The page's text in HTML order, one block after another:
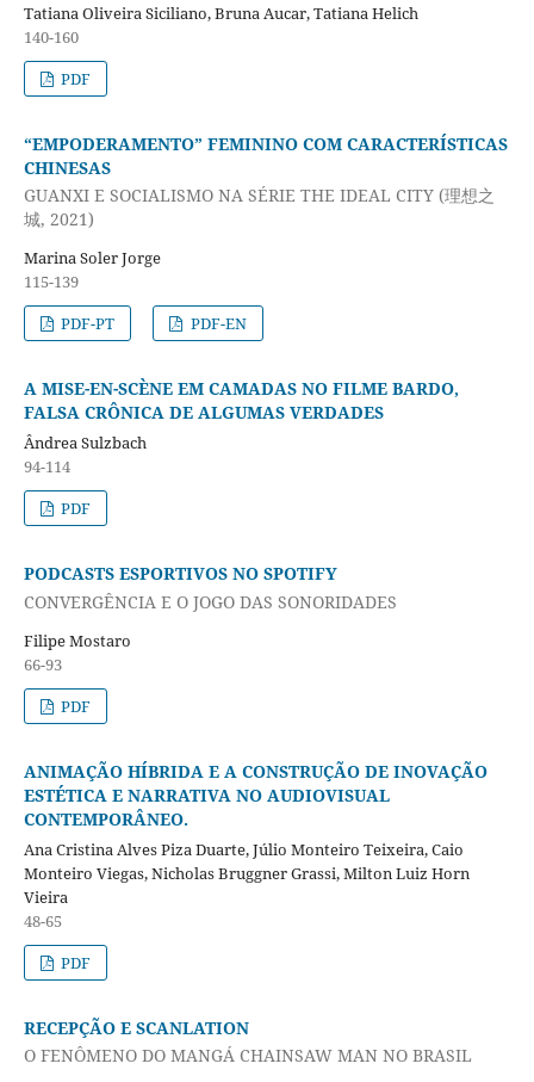
Tatiana Oliveira Siciliano, Bruna Aucar, Tatiana Helich
140-160
PDF
“EMPODERAMENTO” FEMININO COM CARACTERÍSTICAS
CHINESAS
GUANXI E SOCIALISMO NA SÉRIE THE IDEAL CITY (理想之
城, 2021)
Marina Soler Jorge
115-139
PDF-PT
PDF-EN
A MISE-EN-SCÈNE EM CAMADAS NO FILME BARDO,
FALSA CRÔNICA DE ALGUMAS VERDADES
Ândrea Sulzbach
94-114
PDF
PODCASTS ESPORTIVOS NO SPOTIFY
CONVERGÊNCIA E O JOGO DAS SONORIDADES
Filipe Mostaro
66-93
PDF
ANIMAÇÃO HÍBRIDA E A CONSTRUÇÃO DE INOVAÇÃO
ESTÉTICA E NARRATIVA NO AUDIOVISUAL
CONTEMPORÂNEO.
Ana Cristina Alves Piza Duarte, Júlio Monteiro Teixeira, Caio
Monteiro Viegas, Nicholas Bruggner Grassi, Milton Luiz Horn
Vieira
48-65
PDF
RECEPÇÃO E SCANLATION
O FENÔMENO DO MANGÁ CHAINSAW MAN NO BRASIL